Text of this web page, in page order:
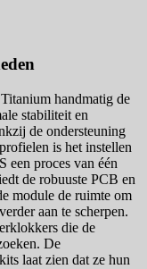
handmatig de
stabiliteit en
de ondersteuning
is het instellen
een proces van één
de robuuste PCB en
module de ruimte om
aan te scherpen.
die de
De
laat zien dat ze hun